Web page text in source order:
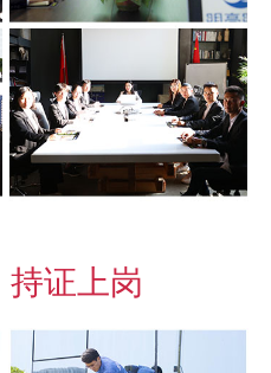
持证上岗